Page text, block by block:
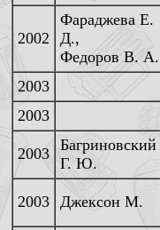
2002
Фараджева Е.
Д.,
Федоров В. А.
2003
2003
2003 Багриновский
Г. Ю.
2003 Джексон М.